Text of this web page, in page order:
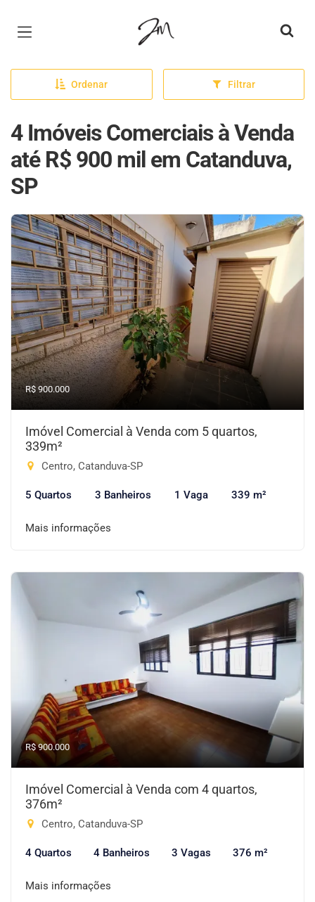
Página inicial
Ordenar Filtrar
4 Imóveis Comerciais à Venda
até R$ 900 mil em Catanduva,
SP
R$ 900.000
Imóvel Comercial à Venda com 5 quartos,
339m²
Centro, Catanduva-SP
5 Quartos 3 Banheiros 1 Vaga 339 m²
Mais informações
R$ 900.000
Imóvel Comercial à Venda com 4 quartos,
376m²
Centro, Catanduva-SP
4 Quartos 4 Banheiros 3 Vagas 376 m²
Mais informações